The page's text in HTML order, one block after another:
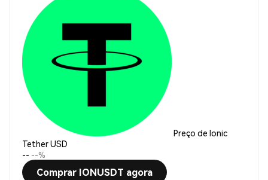
Preço de Ionic
Tether USD
-- --%
Comprar IONUSDT agora